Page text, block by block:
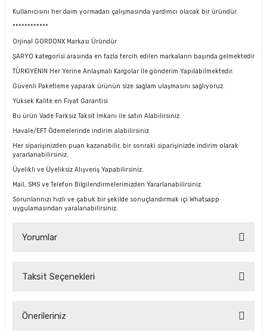
Kullanıcısını her daim yormadan çalışmasında yardımcı olacak bir üründür.
************
Orjinal GORDONX Markası Üründür
ŞARYO kategorisi arasında en fazla tercih edilen markaların başında gelmektedir
TÜRKİYENİN Her Yerine Anlaşmalı Kargolar İle gönderim Yapılabilmektedir.
Güvenli Paketleme yaparak ürünün size sağlam ulaşmasını sağlıyoruz.
Yüksek Kalite en Fiyat Garantisi
Bu ürün Vade Farksız Taksit İmkanı ile satın Alabilirsiniz.
Havale/EFT Ödemelerinde indirim alabilirsiniz
Her siparişinizden puan kazanabilir, bir sonraki siparişinizde indirim olarak
yararlanabilirsiniz.
Üyelikli ve Üyeliksiz Alışveriş Yapabilirsiniz.
Mail, SMS ve Telefon Bilgilendirmelerimizden Yararlanabilirsiniz.
Sorunlarınızı hızlı ve çabuk bir şekilde sonuçlandırmak içi Whatsapp
uygulamasından yaralanabilirsiniz.
Yorumlar
Taksit Seçenekleri
Önerileriniz